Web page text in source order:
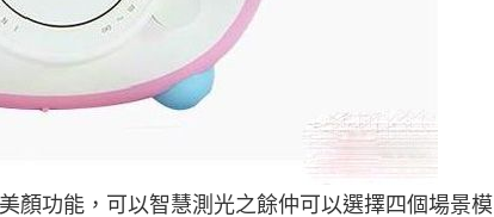
顏功能，可以智慧測光之餘仲可以選擇四個場景模